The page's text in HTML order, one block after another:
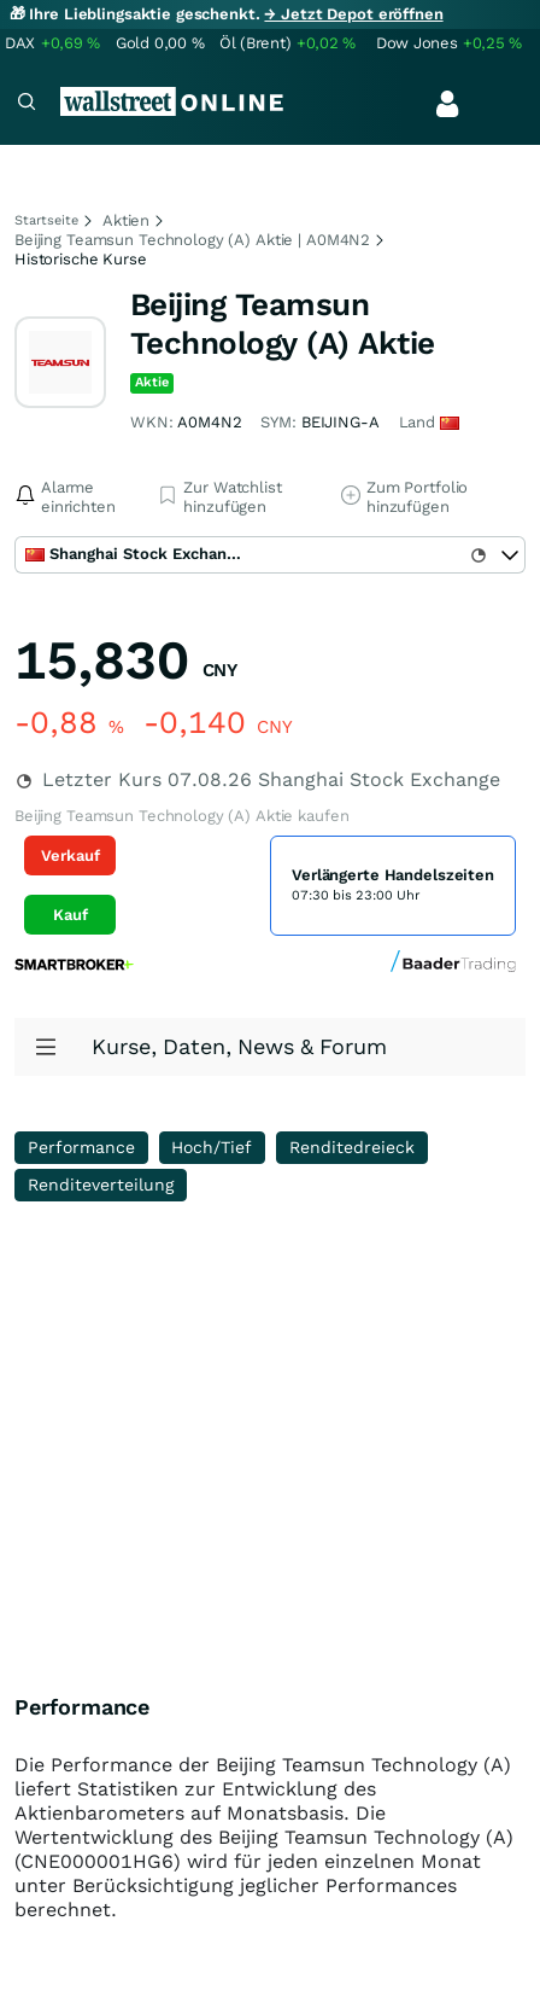
🎁 Ihre Lieblingsaktie geschenkt.→ Jetzt Depot eröffnen
DAX +0,69% Gold 0,00 % Öl (Brent) +0,02% Dow Jones +0,25%
Startseite
Aktien
Beijing Teamsun Technology (A) Aktie | A0M4N2
Historische Kurse
Beijing Teamsun
Technology (A) Aktie
Aktie
WKN:A0M4N2 SYM: BEIJING-A Land
Alarme
einrichten
Zur Watchlist
hinzufügen
Zum Portfolio
hinzufügen
Shanghai Stock Exchange
15,830 CNY
-0,88 % -0,140 CNY
Letzter Kurs 07.08.26 Shanghai Stock Exchange
Beijing Teamsun Technology (A) Aktie kaufen
Verkauf
Kauf
Verlängerte Handelszeiten
07:30 bis 23:00 Uhr
Kurse, Daten, News & Forum
Performance Hoch/Tief
Renditedreieck
Renditeverteilung
Performance
Die Performance der Beijing Teamsun Technology (A)
liefert Statistiken zur Entwicklung des
Aktienbarometers auf Monatsbasis. Die
Wertentwicklung des Beijing Teamsun Technology (A)
(CNE000001HG6) wird für jeden einzelnen Monat
unter Berücksichtigung jeglicher Performances
berechnet.